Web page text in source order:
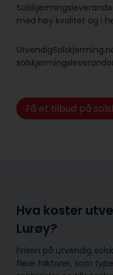
med høy kvalitet og i
Få et tilbud på
Hva koster
Lurøy?
Prisen på utvendig
flere faktorer, som